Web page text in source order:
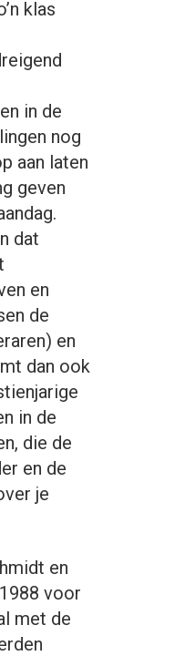
klas
in de
nog
aan laten
geven
dat
en
de
en
dan ook
in de
die de
en de
je
en
voor
met de